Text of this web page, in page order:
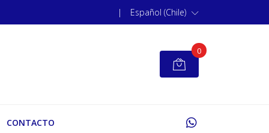
| Español (Chile)
0
CONTACTO